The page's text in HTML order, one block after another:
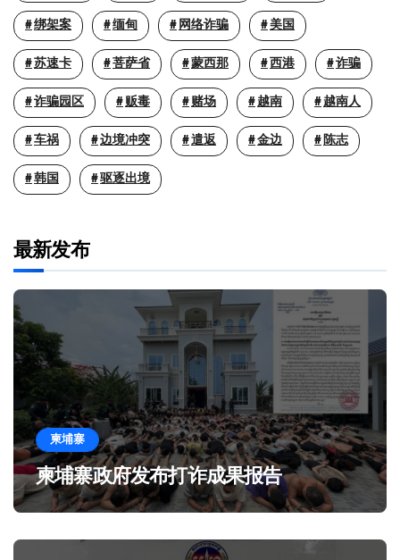
绑架案 缅甸 网络诈骗 美国
苏速卡 菩萨省 蒙西那 西港 诈骗
诈骗园区 贩毒 赌场 越南 越南人
车祸 边境冲突 遣返 金边 陈志
韩国 驱逐出境
最新发布
柬埔寨
柬埔寨政府发布打诈成果报告